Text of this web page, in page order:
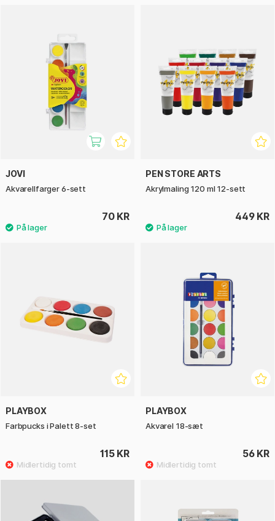
JOVI
Akvarellfarger 6-sett
70 KR
PEN STORE ARTS
Akrylmaling 120 ml 12-sett
449 KR
PLAYBOX
Farbpucks i Palett 8-set
115 KR
PLAYBOX
Akvarel 18-sæt
56 KR